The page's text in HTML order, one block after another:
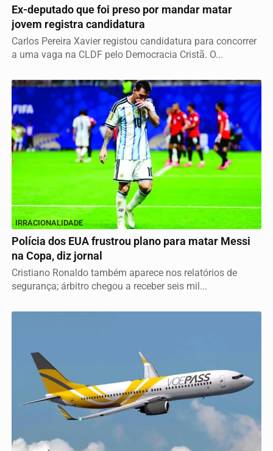
Ex-deputado que foi preso por mandar matar
jovem registra candidatura
Carlos Pereira Xavier registou candidatura para concorrer
a uma vaga na CLDF pelo Democracia Cristã. O...
IRRACIONALIDADE
Polícia dos EUA frustrou plano para matar Messi
na Copa, diz jornal
Cristiano Ronaldo também aparece nos relatórios de
segurança; árbitro chegou a receber seis mil...